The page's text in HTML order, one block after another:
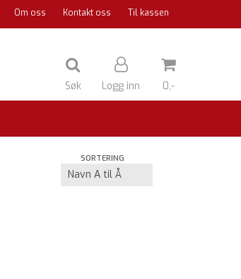
Om oss Kontakt oss Til kassen
Søk Logg inn 0,-
SORTERING